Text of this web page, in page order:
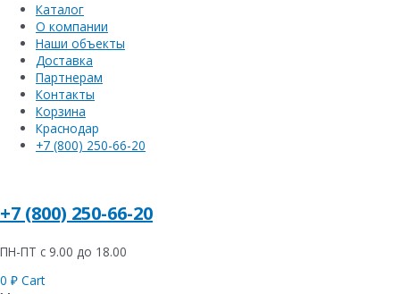
Каталог
О компании
Наши объекты
Доставка
Партнерам
Контакты
Корзина
Краснодар
+7 (800) 250-66-20
+7 (800) 250-66-20
ПН-ПТ с 9.00 до 18.00
0 ₽ Cart